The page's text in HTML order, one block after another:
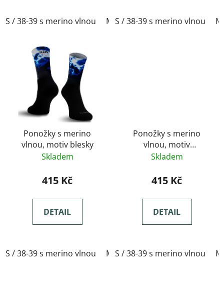
S / 38-39 s merino vlnou M / 40-41 s merino vlnou L
S / 38-39 s merino vlnou
Ponožky s merino
vlnou, motiv blesky
Skladem
415 Kč
DETAIL
S / 38-39 s merino vlnou M / 40-41 s merino vlnou L
Ponožky s merino
vlnou, motiv
modrozelené ombré
Skladem
415 Kč
DETAIL
S / 38-39 s merino vlnou